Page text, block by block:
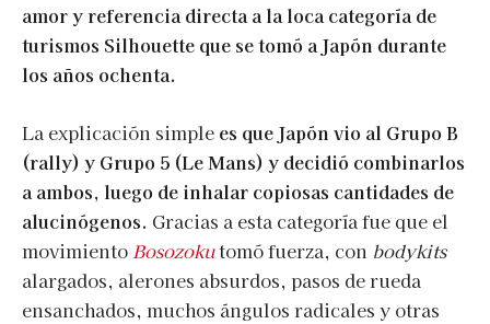
amor y referencia directa a la loca categoría de
turismos Silhouette que se tomó a Japón durante
los años ochenta.
La explicación simple es que Japón vio al Grupo B
(rally) y Grupo 5 (Le Mans) y decidió combinarlos
a ambos, luego de inhalar copiosas cantidades de
alucinógenos. Gracias a esta categoría fue que el
movimientoBosozokutomó fuerza, con bodykits
alargados, alerones absurdos, pasos de rueda
ensanchados, muchos ángulos radicales y otras